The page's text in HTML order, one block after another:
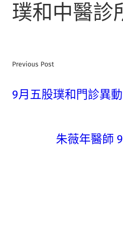
璞和中醫診
Previous Post
9月五股璞和門診異動
朱薇年醫師